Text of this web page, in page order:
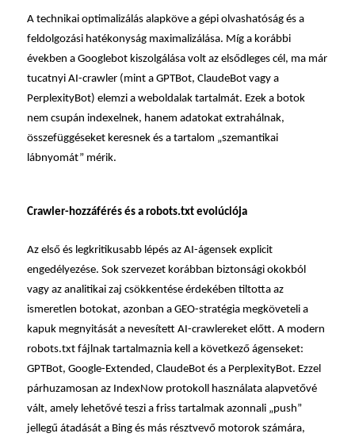
A technikai optimalizálás alapköve a gépi olvashatóság és a
feldolgozási hatékonyság maximalizálása. Míg a korábbi
években a Googlebot kiszolgálása volt az elsődleges cél, ma már
tucatnyi AI-crawler (mint a GPTBot, ClaudeBot vagy a
PerplexityBot) elemzi a weboldalak tartalmát. Ezek a botok
nem csupán indexelnek, hanem adatokat extrahálnak,
összefüggéseket keresnek és atartalom „szemantikai
lábnyomát” mérik.
Crawler-hozzáférés és a robots.txt evolúciója
Az első és legkritikusabb lépés az AI-ágensek explicit
engedélyezése. Sok szervezet korábban biztonsági okokból
vagy az analitikai zaj csökkentése érdekében tiltotta az
ismeretlen botokat, azonban a GEO-stratégia megköveteli a
kapuk megnyitását a nevesített AI-crawlereket előtt. A modern
robots.txt fájlnak tartalmaznia kell a következő ágenseket:
GPTBot, Google-Extended, ClaudeBot és a PerplexityBot. Ezzel
párhuzamosan az IndexNow protokoll használata alapvetővé
vált, amely lehetővé teszi a friss tartalmak azonnali „push”
jellegű átadását a Bing és más résztvevő motorok számára,